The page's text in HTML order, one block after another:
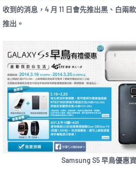
收到的消息，4 月 11 日會先推出黑、白兩
推出。
Samsung S5 早鳥優惠